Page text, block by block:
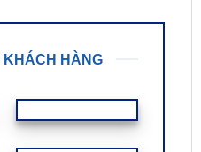
KHÁCH HÀNG